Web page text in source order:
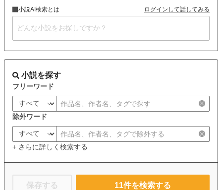
小説AI検索とは ログインして話してみる
小説を探す
フリーワード
除外ワード
+ さらに詳しく検索する
保存する 11件を検索する